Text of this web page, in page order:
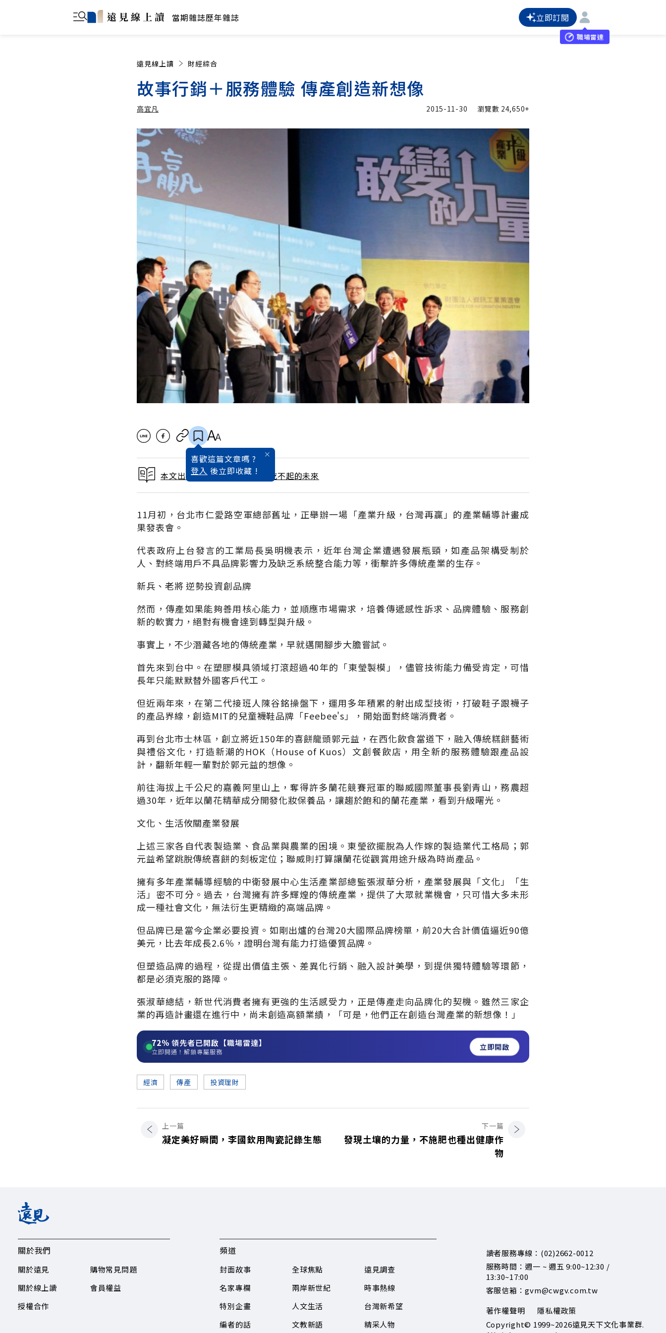
當期雜誌歷年雜誌 立即訂閱
職場雷達
遠見線上讀 財經綜合
故事行銷＋服務體驗 傳產創造新想像
高宜凡
高宜凡
2015-11-30 瀏覽數 24,650+
喜歡這篇文章嗎 ?
登入 後立即收藏 !
本文出自 2015 / 12月號雜誌 吃不起的未來
11月初，台北市仁愛路空軍總部舊址，正舉辦一場「產業升級，台灣再贏」的產業輔導計畫成
果發表會。
代表政府上台發言的工業局長吳明機表示，近年台灣企業遭遇發展瓶頸，如產品架構受制於
人、對終端用戶不具品牌影響力及缺乏系統整合能力等，衝擊許多傳統產業的生存。
新兵、老將 逆勢投資創品牌
然而，傳產如果能夠善用核心能力，並順應市場需求，培養傳遞感性訴求、品牌體驗、服務創
新的軟實力，絕對有機會達到轉型與升級。
事實上，不少潛藏各地的傳統產業，早就邁開腳步大膽嘗試。
首先來到台中。在塑膠模具領域打滾超過40年的「東瑩製模」，儘管技術能力備受肯定，可惜
長年只能默默替外國客戶代工。
但近兩年來，在第二代接班人陳谷銘操盤下，運用多年積累的射出成型技術，打破鞋子跟襪子
的產品界線，創造MIT的兒童襪鞋品牌「Feebee's」，開始面對終端消費者。
再到台北市士林區，創立將近150年的喜餅龍頭郭元益，在西化飲食當道下，融入傳統糕餅藝術
與禮俗文化，打造新潮的HOK（House of Kuos）文創餐飲店，用全新的服務體驗跟產品設
計，翻新年輕一輩對於郭元益的想像。
前往海拔上千公尺的嘉義阿里山上，奪得許多蘭花競賽冠軍的聯威國際董事長劉青山，務農超
過30年，近年以蘭花精華成分開發化妝保養品，讓趨於飽和的蘭花產業，看到升級曙光。
文化、生活攸關產業發展
上述三家各自代表製造業、食品業與農業的困境。東瑩欲擺脫為人作嫁的製造業代工格局；郭
元益希望跳脫傳統喜餅的刻板定位；聯威則打算讓蘭花從觀賞用途升級為時尚產品。
擁有多年產業輔導經驗的中衛發展中心生活產業部總監張淑華分析，產業發展與「文化」「生
活」密不可分。過去，台灣擁有許多輝煌的傳統產業，提供了大眾就業機會，只可惜大多未形
成一種社會文化，無法衍生更精緻的高端品牌。
但品牌已是當今企業必要投資。如剛出爐的台灣20大國際品牌榜單，前20大合計價值逼近90億
美元，比去年成長2.6％，證明台灣有能力打造優質品牌。
但塑造品牌的過程，從提出價值主張、差異化行銷、融入設計美學，到提供獨特體驗等環節，
都是必須克服的路障。
張淑華總結，新世代消費者擁有更強的生活感受力，正是傳產走向品牌化的契機。雖然三家企
業的再造計畫還在進行中，尚未創造高額業績，「可是，他們正在創造台灣產業的新想像！」
72% 領先者已開啟【職場雷達】
立即開通！解鎖專屬服務 立即開啟
經濟 傳產 投資理財
上一篇
凝定美好瞬間，李國欽用陶瓷記錄生態
下一篇
發現土壤的力量，不施肥也種出健康作
物
關於我們
關於遠見
關於線上讀
授權合作
購物常見問題
會員權益
頻道
封面故事
名家專欄
特別企畫
編者的話
全球焦點
兩岸新世紀
人文生活
文教新語
遠見調查
時事熱線
台灣新希望
精采人物
讀者服務專線：(02)2662-0012
服務時間：週一 ~ 週五 9:00~12:30 /
13:30~17:00
客服信箱：gvm@cwgv.com.tw
著作權聲明
隱私權政策
Copyright© 1999~2026遠見天下文化事業群.